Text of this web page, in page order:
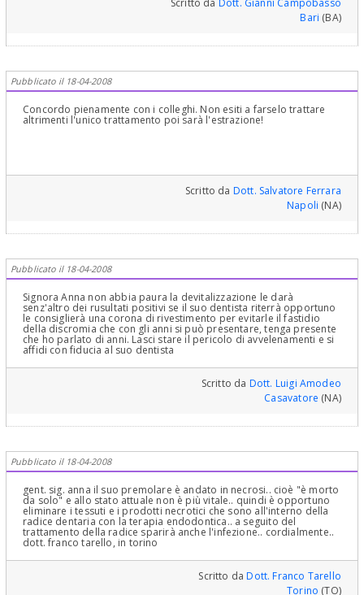
Scritto da Dott. Gianni Campobasso
Bari (BA)
Pubblicato il 18-04-2008
Concordo pienamente con i colleghi. Non esiti a farselo trattare
altrimenti l'unico trattamento poi sarà l'estrazione!
Scritto da Dott. Salvatore Ferrara
Napoli (NA)
Pubblicato il 18-04-2008
Signora Anna non abbia paura la devitalizzazione le darà
senz'altro dei rusultati positivi se il suo dentista riterrà opportuno
le consiglierà una corona di rivestimento per evitarle il fastidio
della discromia che con gli anni si può presentare, tenga presente
che ho parlato di anni. Lasci stare il pericolo di avvelenamenti e si
affidi con fiducia al suo dentista
Scritto da Dott. Luigi Amodeo
Casavatore (NA)
Pubblicato il 18-04-2008
gent. sig. anna il suo premolare è andato in necrosi.. cioè "è morto
da solo" e allo stato attuale non è più vitale.. quindi è opportuno
eliminare i tessuti e i prodotti necrotici che sono all'interno della
radice dentaria con la terapia endodontica.. a seguito del
trattamento della radice sparirà anche l'infezione.. cordialmente..
dott. franco tarello, in torino
Scritto daDott. Franco Tarello
Torino (TO)